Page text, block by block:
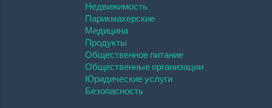
Недвижимость
Парикмахерские
Медицина
Продукты
Общественное питание
Общественные организации
Юридические услуги
Безопасность